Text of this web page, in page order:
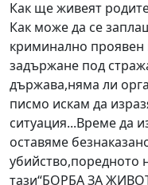
Как ще живеят
Как може да се
криминално проявен
задържане под
държава,няма ли
писмо искам да
ситуация...Време да
оставяме
убийство,поредното
тази“БОРБА ЗА